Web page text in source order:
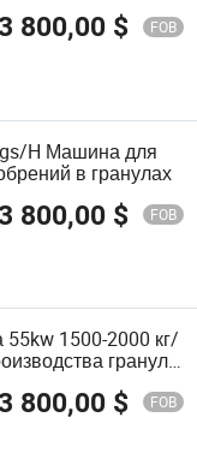
800,00 $ FOB
H Машина для
в гранулах
800,00 $ FOB
1500-2000 кг/
гранул
800,00 $ FOB